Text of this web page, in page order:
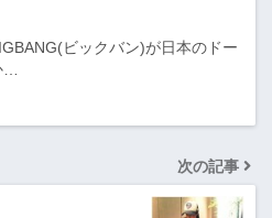
ビックバン)が日本のドー
次の記事